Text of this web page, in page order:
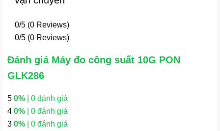
0/5 (0 Reviews)
0/5 (0 Reviews)
Đánh giá Máy đo công suất 10G PON
GLK286
5 0% | 0 đánh giá
4 0% | 0 đánh giá
3 0% | 0 đánh giá